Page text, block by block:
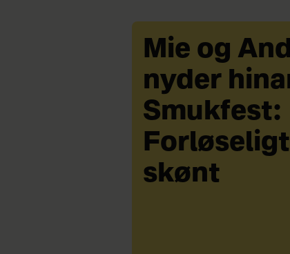
Mie og
nyder
Smukfest:
skønt